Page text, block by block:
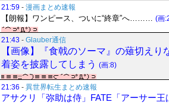
21:59 - 漫画まとめ速報
【朗報】ワンピース、ついに“終章”へ……… (画
21:43 - Glauber通信
【画像】『食戟のソーマ』の薙切えり
着姿を披露してしまう (画:8)
21:36 - 異世界転生まとめ速報
アサクリ「弥助は侍」FATE「アーサー王